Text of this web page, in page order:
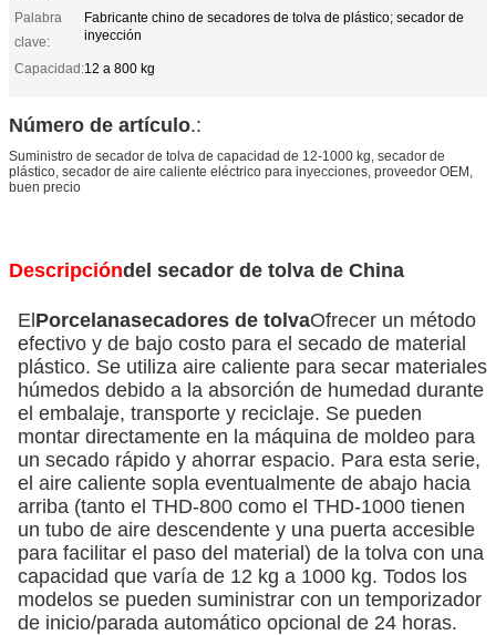
Palabra
clave:
Fabricante chino de secadores de tolva de plástico; secador de
inyección
Capacidad:12 a 800 kg
Número de artículo.:
Suministro de secador de tolva de capacidad de 12-1000 kg, secador de
plástico, secador de aire caliente eléctrico para inyecciones, proveedor OEM,
buen precio
Descripcióndel secador de tolva de China
ElPorcelanasecadores de tolvaOfrecer un método
efectivo y de bajo costo para el secado de material
plástico. Se utiliza aire caliente para secar materiales
húmedos debido a la absorción de humedad durante
el embalaje, transporte y reciclaje. Se pueden
montar directamente en la máquina de moldeo para
un secado rápido y ahorrar espacio. Para esta serie,
el aire caliente sopla eventualmente de abajo hacia
arriba (tanto el THD-800 como el THD-1000 tienen
un tubo de aire descendente y una puerta accesible
para facilitar el paso del material) de la tolva con una
capacidad que varía de 12 kg a 1000 kg. Todos los
modelos se pueden suministrar con un temporizador
de inicio/parada automático opcional de 24 horas.